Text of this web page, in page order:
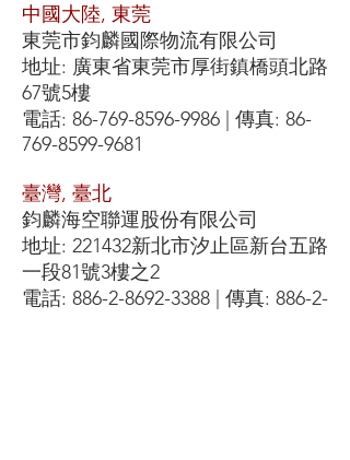
中國大陸, 東莞
東莞市鈞麟國際物流有限公司
地址: 廣東省東莞市厚街鎮橋頭北路
67號5樓
電話: 86-769-8596-9986 | 傳真: 86-
769-8599-9681
臺灣, 臺北
鈞麟海空聯運股份有限公司
地址: 221432新北市汐止區新台五路
一段81號3樓之2
電話: 886-2-8692-3388 | 傳真: 886-2-